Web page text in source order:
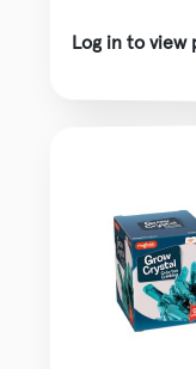
Log in to view